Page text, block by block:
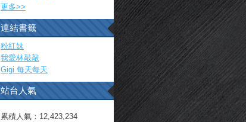
更多>>
連結書籤
粉紅妹
我愛林敲敲
Gigi 每天每天
站台人氣
累積人氣： 12,423,234